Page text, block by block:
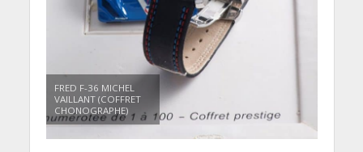
FRED F-36 MICHEL
VAILLANT (COFFRET
CHONOGRAPHE)